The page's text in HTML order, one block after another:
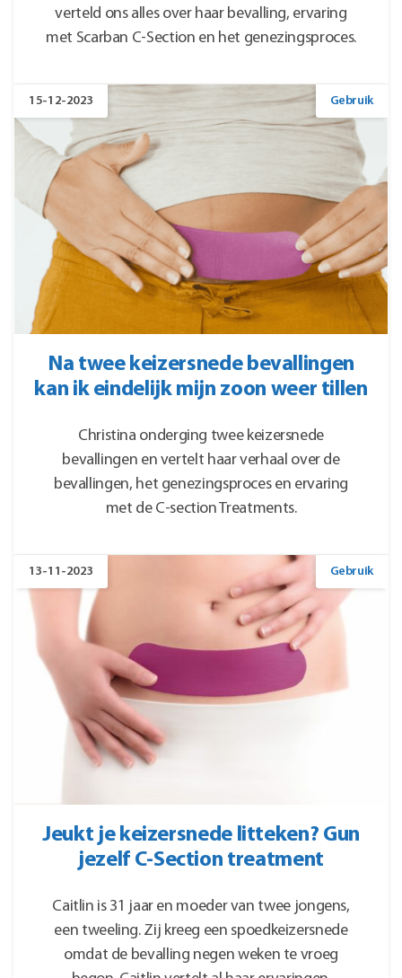
verteld ons alles over haar bevalling, ervaring
met Scarban C-Section en het genezingsproces.
15-12-2023 Gebruik
Na twee keizersnede bevallingen
kan ik eindelijk mijn zoon weer tillen
Christina onderging twee keizersnede
bevallingen en vertelt haar verhaal over de
bevallingen, het genezingsproces en ervaring
met de C-section Treatments.
13-11-2023 Gebruik
Jeukt je keizersnede litteken? Gun
jezelf C-Section treatment
Caitlin is 31 jaar en moeder van twee jongens,
een tweeling. Zij kreeg een spoedkeizersnede
omdat de bevalling negen weken te vroeg